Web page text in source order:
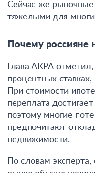
Сейчас же рыночные
тяжелыми для
Почему россияне
Глава АКРА
процентных
При стоимости
переплата
поэтому многие
предпочитают
недвижимости.
По словам эксперта,